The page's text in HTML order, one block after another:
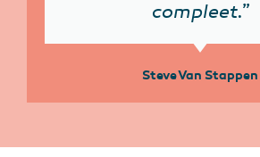
compleet.”
Steve Van Stappen